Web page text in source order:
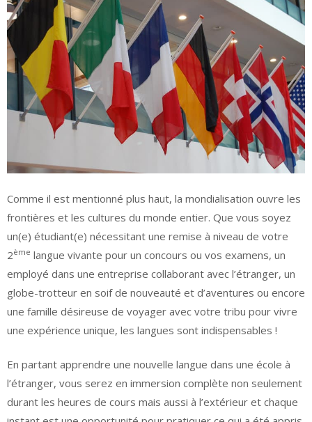
Comme il est mentionné plus haut, la mondialisation ouvre les
frontières et les cultures du monde entier. Que vous soyez
un(e) étudiant(e) nécessitant une remise à niveau de votre
2ème langue vivante pour un concours ou vos examens, un
employé dans une entreprise collaborant avec l’étranger, un
globe-trotteur en soif de nouveauté et d’aventures ou encore
une famille désireuse de voyager avec votre tribu pour vivre
une expérience unique, les langues sont indispensables !
En partant apprendre une nouvelle langue dans une école à
l’étranger, vous serez en immersion complète non seulement
durant les heures de cours mais aussi à l’extérieur et chaque